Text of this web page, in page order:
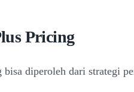
Pricing
diperoleh dari strategi